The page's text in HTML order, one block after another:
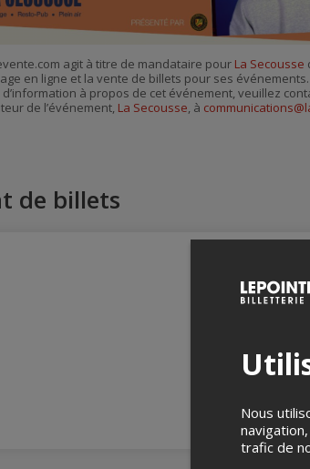
agit à titre de mandataire pour La Secousse
en ligne et la vente de billets pour ses événements.
d’information à propos de cet événement, veuillez
de l’événement, La Secousse, à
de billets
Nous
trafic de